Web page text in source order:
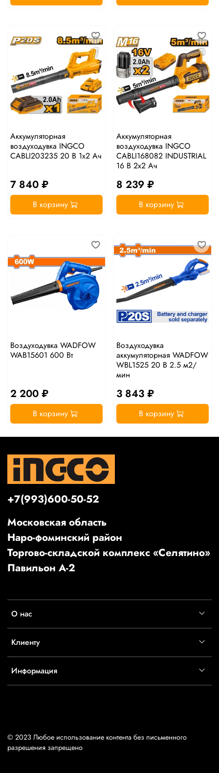
Аккумуляторная
воздуходувка INGCO
CABLI203235 20 В 1x2 Ач
7 840 ₽
В корзину
Аккумуляторная
воздуходувка INGCO
CABLI168082 INDUSTRIAL
16 В 2x2 Ач
8 239 ₽
В корзину
Воздуходувка WADFOW
WAB15601 600 Вт
2 200 ₽
В корзину
Воздуходувка
аккумуляторная WADFOW
WBL1525 20 В 2.5 м2/
мин
3 843 ₽
В корзину
О нас
Клиенту
Информация
+7(993)600-50-52
Московская область
Наро-фоминский район
Торгово-складской комплекс «Селятино»
Павильон А-2
© 2023 Любое использование контента без письменного
разрешения запрещено